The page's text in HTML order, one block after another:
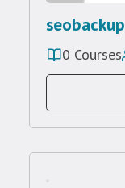
seobackup
0 Courses